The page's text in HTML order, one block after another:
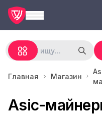
Главная Магазин
Asic-